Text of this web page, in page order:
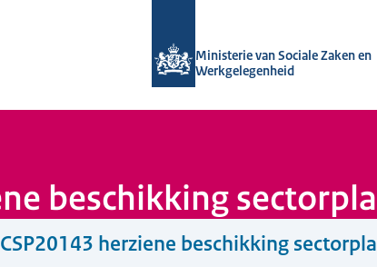
Ministerie van Sociale Zaken en
Werkgelegenheid
beschikking
herziene beschikking